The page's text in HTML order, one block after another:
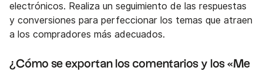
electrónicos. Realiza un seguimiento de las respuestas
y conversiones para perfeccionar los temas que atraen
a los compradores más adecuados.
¿Cómo se exportan los comentarios y los «Me